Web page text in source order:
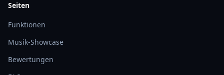
Seiten
Funktionen
Musik-Showcase
Bewertungen